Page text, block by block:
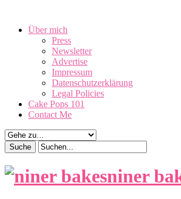
Über mich
Press
Newsletter
Advertise
Impressum
Datenschutzerklärung
Legal Policies
Cake Pops 101
Contact Me
niner